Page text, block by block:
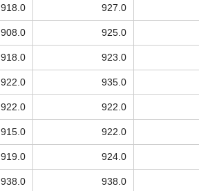
918.0 927.0
908.0 925.0
918.0 923.0
922.0 935.0
922.0 922.0
915.0 922.0
919.0 924.0
938.0 938.0